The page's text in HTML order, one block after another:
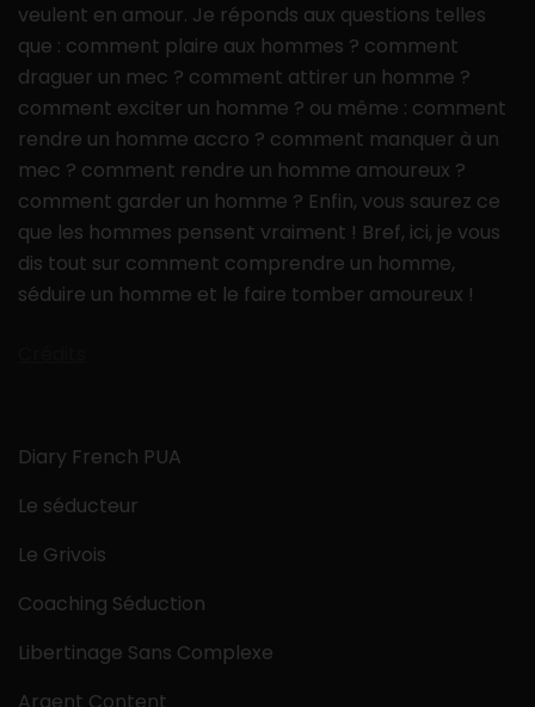
veulent en amour. Je réponds aux questions telles
que : comment plaire aux hommes ? comment
draguer un mec ? comment attirer un homme ?
comment exciter un homme ? ou même : comment
rendre un homme accro ? comment manquer à un
mec ? comment rendre un homme amoureux ?
comment garder un homme ? Enfin, vous saurez ce
que les hommes pensent vraiment ! Bref, ici, je vous
dis tout sur comment comprendre un homme,
séduire un homme et le faire tomber amoureux !
Diary French PUA
Le séducteur
Le Grivois
Coaching Séduction
Libertinage Sans Complexe